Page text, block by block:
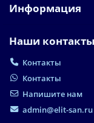
Информация
Наши контакты
Контакты
Контакты
Напишите нам
admin@elit-san.ru